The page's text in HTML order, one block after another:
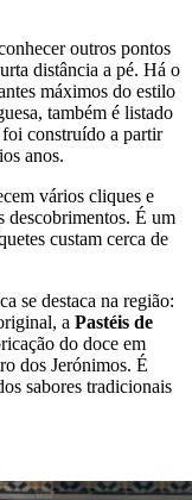
outros pontos
distância a pé. Há o
máximos do estilo
também é listado
construído a partir
anos.
vários cliques e
descobrimentos. É um
custam cerca de
se destaca na região:
a Pastéis de
do doce em
dos Jerónimos. É
sabores tradicionais